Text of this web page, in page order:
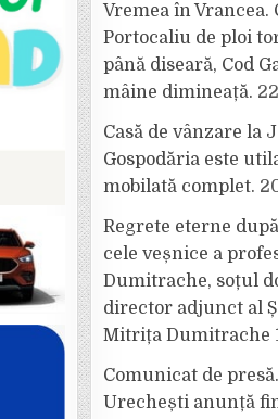
Vremea în Vrancea.
Portocaliu de ploi
până diseară, Cod
mâine dimineață.
Casă de vânzare la
Gospodăria este
mobilată complet.
Regrete eterne
cele veșnice a
Dumitrache, soțul
director adjunct al
Mitrița Dumitrache
Comunicat de
Urechești anunță